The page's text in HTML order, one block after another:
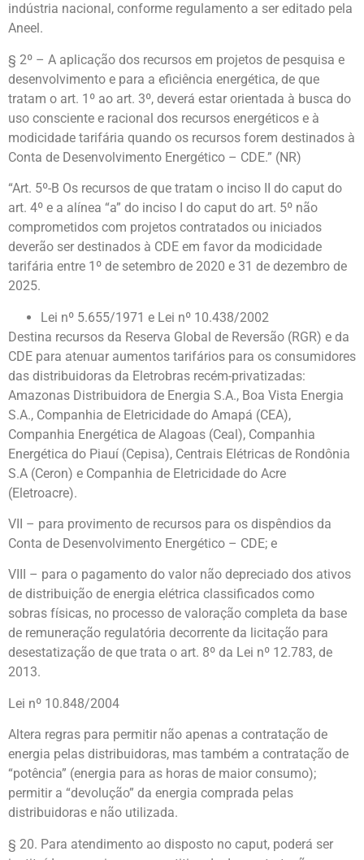
indústria nacional, conforme regulamento a ser editado pela
Aneel.
§ 2º – A aplicação dos recursos em projetos de pesquisa e
desenvolvimento e para a eficiência energética, de que
tratam o art. 1º ao art. 3º, deverá estar orientada à busca do
uso consciente e racional dos recursos energéticos e à
modicidade tarifária quando os recursos forem destinados à
Conta de Desenvolvimento Energético – CDE.” (NR)
“Art. 5º-B Os recursos de que tratam o inciso II do caput do
art. 4º e a alínea “a” do inciso I do caput do art. 5º não
comprometidos com projetos contratados ou iniciados
deverão ser destinados à CDE em favor da modicidade
tarifária entre 1º de setembro de 2020 e 31 de dezembro de
2025.
Lei nº 5.655/1971 e Lei nº 10.438/2002
Destina recursos da Reserva Global de Reversão (RGR) e da
CDE para atenuar aumentos tarifários para os consumidores
das distribuidoras da Eletrobras recém-privatizadas:
Amazonas Distribuidora de Energia S.A., Boa Vista Energia
S.A., Companhia de Eletricidade do Amapá (CEA),
Companhia Energética de Alagoas (Ceal), Companhia
Energética do Piauí (Cepisa), Centrais Elétricas de Rondônia
S.A (Ceron) e Companhia de Eletricidade do Acre
(Eletroacre).
VII – para provimento de recursos para os dispêndios da
Conta de Desenvolvimento Energético – CDE; e
VIII – para o pagamento do valor não depreciado dos ativos
de distribuição de energia elétrica classificados como
sobras físicas, no processo de valoração completa da base
de remuneração regulatória decorrente da licitação para
desestatização de que trata o art. 8º da Lei nº 12.783, de
2013.
Lei nº 10.848/2004
Altera regras para permitir não apenas a contratação de
energia pelas distribuidoras, mas também a contratação de
“potência” (energia para as horas de maior consumo);
permitir a “devolução” da energia comprada pelas
distribuidoras e não utilizada.
§ 20. Para atendimento ao disposto no caput, poderá ser